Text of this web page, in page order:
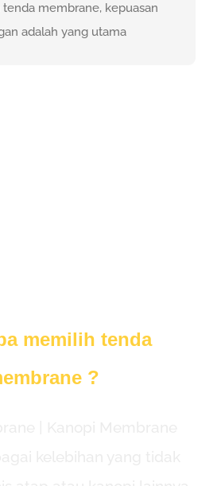
membrane, kepuasan
adalah yang utama
memilih tenda
?